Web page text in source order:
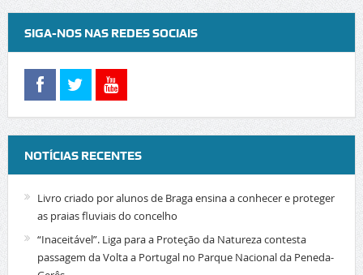
SIGA-NOS NAS REDES SOCIAIS
NOTÍCIAS RECENTES
Livro criado por alunos de Braga ensina a conhecer e proteger
as praias fluviais do concelho
“Inaceitável”. Liga para a Proteção da Natureza contesta
passagem da Volta a Portugal no Parque Nacional da Peneda-